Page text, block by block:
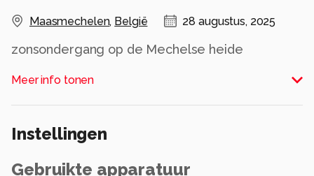
Maasmechelen, België 28 augustus, 2025
zonsondergang op de Mechelse heide
Alle rechten voorbehouden
Meer info tonen
Instellingen
Gebruikte apparatuur